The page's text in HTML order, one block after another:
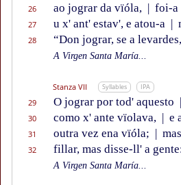
26 ao jograr da vïóla, | foi-a
27 u x' ant' estav', e atou-a |
28 “Don jograr, se a levardes,
A Virgen Santa María...
Stanza VII Syllables IPA
29 O jograr por tod' aquesto |
30 como x' ante vïolava, | e
31 outra vez ena vïóla; |
32 fillar, mas disse-ll' a
A Virgen Santa María...